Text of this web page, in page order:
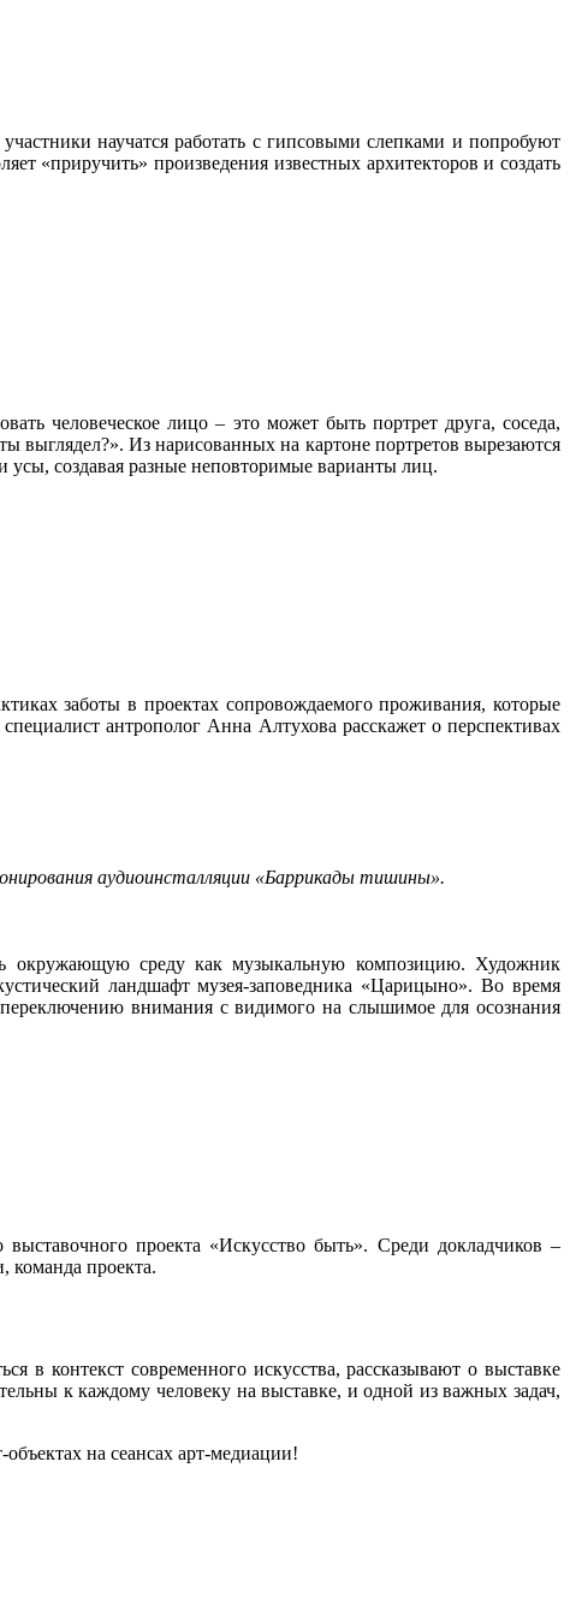
научатся работать с гипсовыми слепками и попробуют
«приручить» произведения известных архитекторов и создать
человеческое лицо – это может быть портрет друга, соседа,
выглядел?». Из нарисованных на картоне портретов вырезаются
усы, создавая разные неповторимые варианты лиц.
заботы в проектах сопровождаемого проживания, которые
антрополог Анна Алтухова расскажет о перспективах
аудиоинсталляции «Баррикады тишины».
окружающую среду как музыкальную композицию. Художник
ландшафт музея-заповедника «Царицыно». Во время
внимания с видимого на слышимое для осознания
проекта «Искусство быть». Среди докладчиков –
команда проекта.
в контекст современного искусства, рассказывают о выставке
к каждому человеку на выставке, и одной из важных задач,
на сеансах арт-медиации!